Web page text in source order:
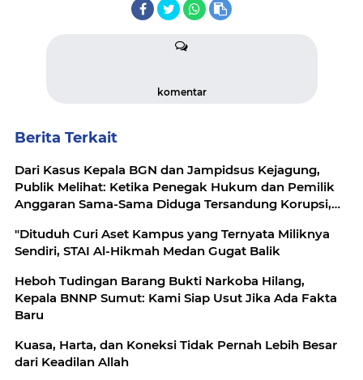
komentar
Berita Terkait
Dari Kasus Kepala BGN dan Jampidsus Kejagung,
Publik Melihat: Ketika Penegak Hukum dan Pemilik
Anggaran Sama-Sama Diduga Tersandung Korupsi,
"Dituduh Curi Aset Kampus yang Ternyata Miliknya
Sendiri, STAI Al-Hikmah Medan Gugat Balik
Heboh Tudingan Barang Bukti Narkoba Hilang,
Kepala BNNP Sumut: Kami Siap Usut Jika Ada Fakta
Baru
Kuasa, Harta, dan Koneksi Tidak Pernah Lebih Besar
dari Keadilan Allah